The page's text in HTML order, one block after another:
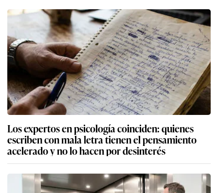
Los expertos en psicología coinciden: quienes
escriben con mala letra tienen el pensamiento
acelerado y no lo hacen por desinterés